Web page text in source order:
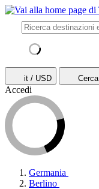
it / USD Cerca
Accedi
Germania
Berlino